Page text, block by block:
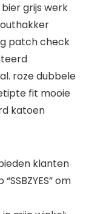
grijs werk
patch check
roze dubbele
fit mooie
katoen
bieden klanten
om